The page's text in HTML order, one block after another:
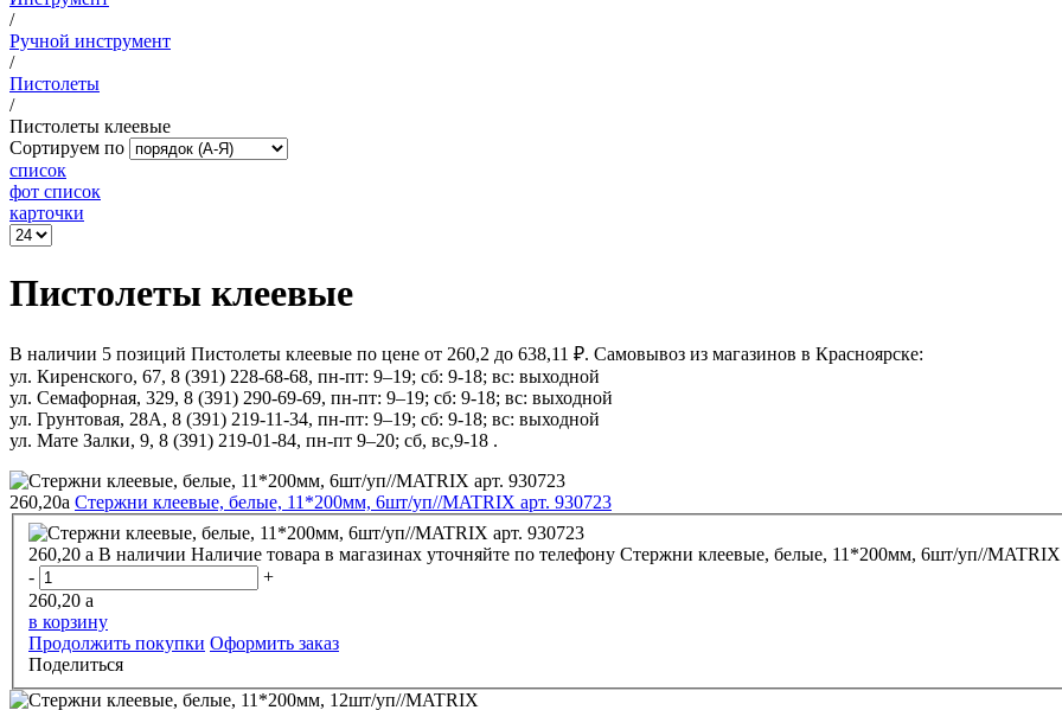
/
Ручной инструмент
/
Пистолеты
/
Пистолеты клеевые
Сортируем по
список
фот список
карточки
Пистолеты клеевые
В наличии 5 позиций Пистолеты клеевые по цене от 260,2 до 638,11 ₽. Самовывоз из магазинов в Красноярске:
ул. Киренского, 67, 8 (391) 228-68-68, пн-пт: 9–19; сб: 9-18; вс: выходной
ул. Семафорная, 329, 8 (391) 290-69-69, пн-пт: 9–19; сб: 9-18; вс: выходной
ул. Грунтовая, 28А, 8 (391) 219-11-34, пн-пт: 9–19; сб: 9-18; вс: выходной
ул. Мате Залки, 9, 8 (391) 219-01-84, пн-пт 9–20; сб, вс,9-18 .
260,20a Стержни клеевые, белые, 11*200мм, 6шт/уп//MATRIX арт. 930723
260,20 a В наличии Наличие товара в магазинах уточняйте по телефону Стержни клеевые, белые, 11*200мм, 6шт/уп//MATRIX
-
+
260,20 a
в корзину
Продолжить покупки Оформить заказ
Поделиться